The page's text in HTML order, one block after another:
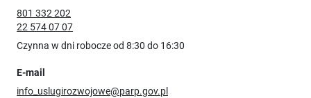
801 332 202
22 574 07 07
Czynna w dni robocze od 8:30 do 16:30
E-mail
info_uslugirozwojowe@parp.gov.pl